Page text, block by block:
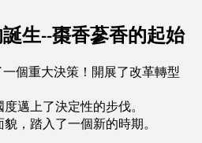
生--棗香蔘香的起始
個重大決策！開展了改革轉型
邁上了決定性的步伐。
，踏入了一個新的時期。